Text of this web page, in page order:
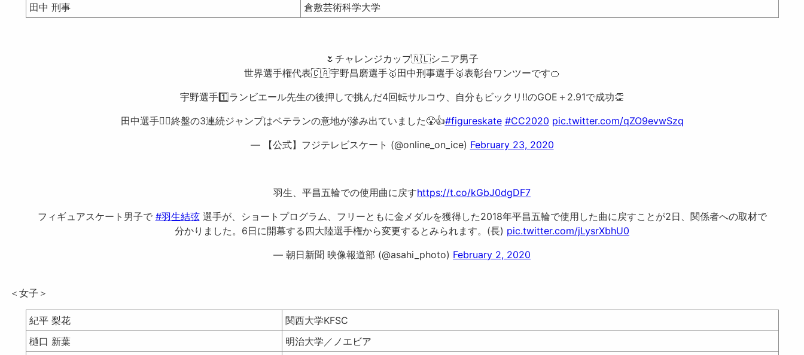
田中 刑事
倉敷芸術科学大学
🌷チャレンジカップ🇳🇱シニア男子
世界選手権代表🇨🇦宇野昌磨選手🥇田中刑事選手🥈表彰台ワンツーです🍊
宇野選手1️⃣ランビエール先生の後押しで挑んだ4回転サルコウ、自分もビックリ‼️のGOE＋2.91で成功👏
田中選手👮‍♂️終盤の3連続ジャンプはベテランの意地が滲み出ていました😤👍#figureskate #CC2020 pic.twitter.com/qZO9evwSzq
— 【公式】フジテレビスケート (@online_on_ice) February 23, 2020
羽生、平昌五輪での使用曲に戻すhttps://t.co/kGbJ0dgDF7
フィギュアスケート男子で #羽生結弦選手が、ショートプログラム、フリーともに金メダルを獲得した2018年平昌五輪で使用した曲に戻すことが2日、関係者への取材で
分かりました。6日に開幕する四大陸選手権から変更するとみられます。(長) pic.twitter.com/jLysrXbhU0
— 朝日新聞 映像報道部 (@asahi_photo) February 2, 2020
＜女子＞
紀平 梨花
関西大学KFSC
樋口 新葉
明治大学／ノエビア